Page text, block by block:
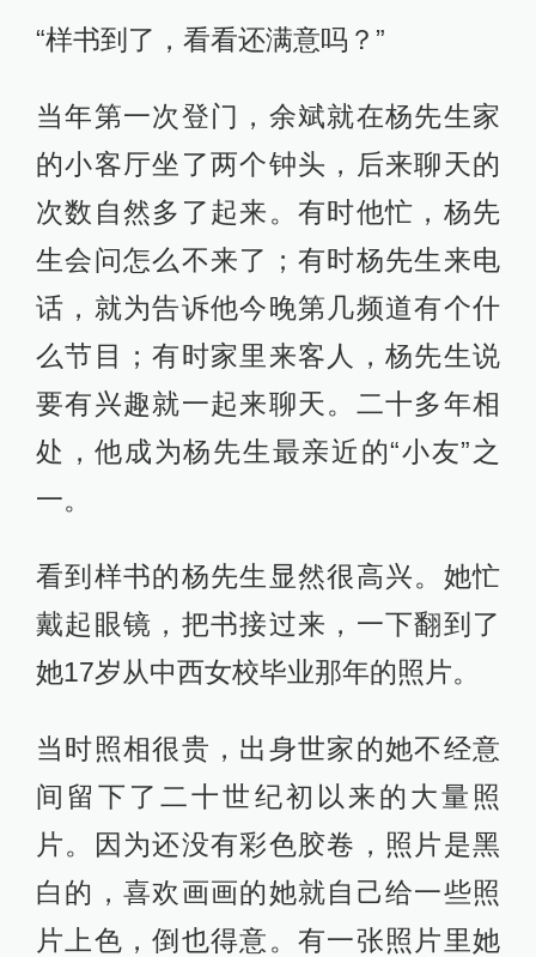
“样书到了，看看还满意吗？”
当年第一次登门，余斌就在杨先生家
的小客厅坐了两个钟头，后来聊天的
次数自然多了起来。有时他忙，杨先
生会问怎么不来了；有时杨先生来电
话，就为告诉他今晚第几频道有个什
么节目；有时家里来客人，杨先生说
要有兴趣就一起来聊天。二十多年相
处，他成为杨先生最亲近的“小友”之
一。
看到样书的杨先生显然很高兴。她忙
戴起眼镜，把书接过来，一下翻到了
她17岁从中西女校毕业那年的照片。
当时照相很贵，出身世家的她不经意
间留下了二十世纪初以来的大量照
片。因为还没有彩色胶卷，照片是黑
白的，喜欢画画的她就自己给一些照
片上色，倒也得意。有一张照片里她